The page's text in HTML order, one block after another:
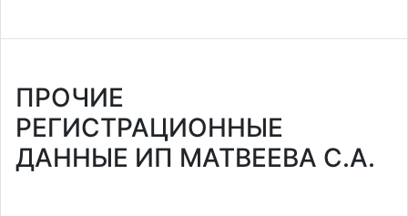
ПРОЧИЕ
РЕГИСТРАЦИОННЫЕ
ДАННЫЕ ИП МАТВЕЕВА С.А.